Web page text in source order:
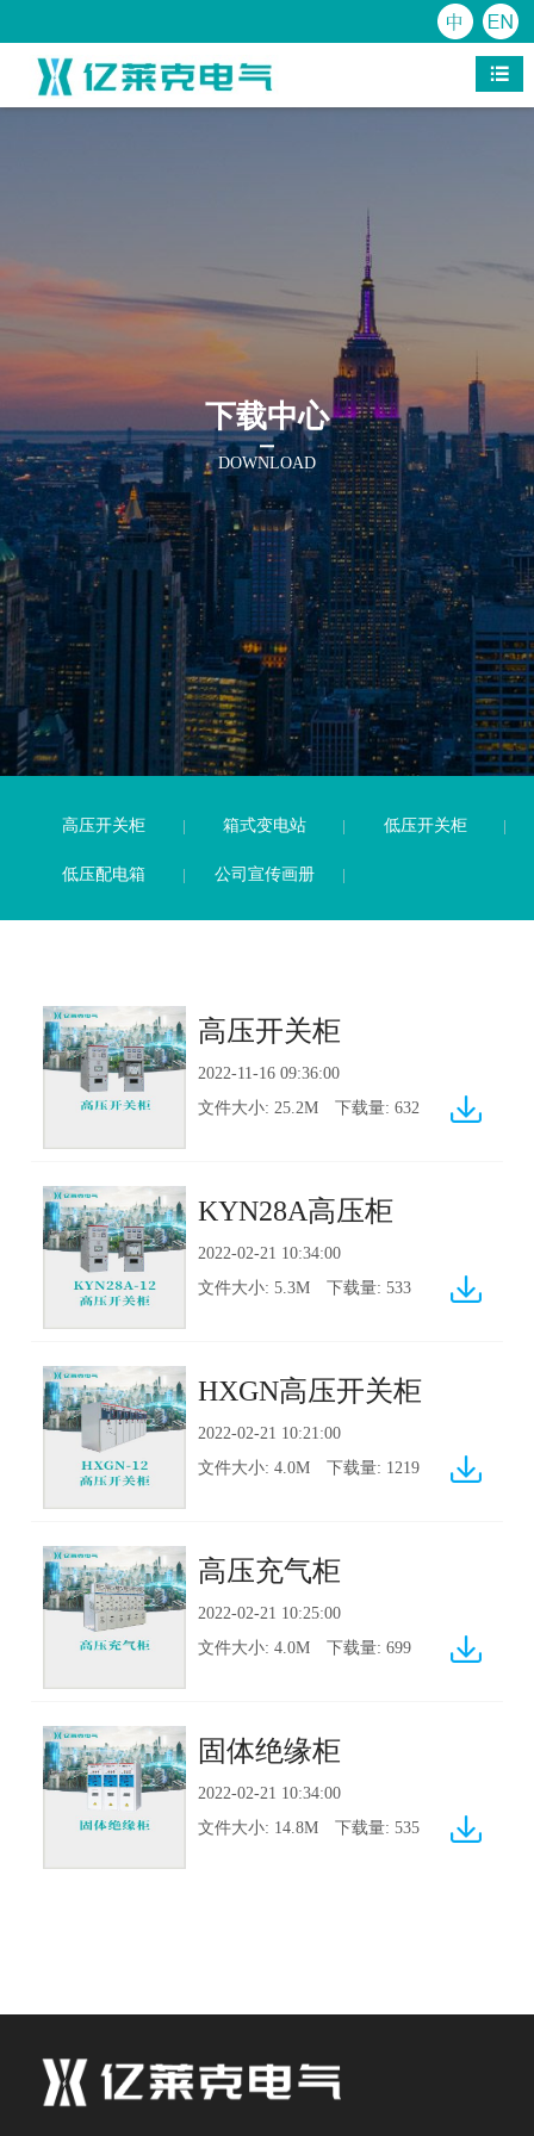

 走进我们
司简介
 产品展示
压开关柜
 新闻中心
司新闻
 荣誉资质
司资质
 企业文化
规管理
 人力资源
才战略
 下载中心
压开关柜
 服务中心
系方式
下载中心
DOWNLOAD
高压开关柜 箱式变电站 低压开关柜
低压配电箱 公司宣传画册
高压开关柜
2022-11-16 09:36:00
文件大小: 25.2M 下载量: 632
KYN28A高压柜
2022-02-21 10:34:00
文件大小: 5.3M 下载量: 533
HXGN高压开关柜
2022-02-21 10:21:00
文件大小: 4.0M 下载量: 1219
高压充气柜
2022-02-21 10:25:00
文件大小: 4.0M 下载量: 699
固体绝缘柜
2022-02-21 10:34:00
文件大小: 14.8M 下载量: 535